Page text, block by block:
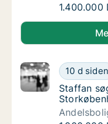
Barbara
1.400.000
Barbara søger
Staffan
10 d siden
Staffan
Staffan